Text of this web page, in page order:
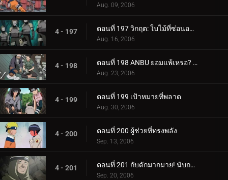
Aug. 09, 2006
4 - 197 ตอนที่ 197 วิกฤต: ใบไม้ที่ซ่อนอยู่ 11 รวมพล!
Aug. 16, 2006
4 - 198 ตอนที่ 198 ANBU ยอมแพ้เหรอ? ความทรงจำของนารูโตะ
Aug. 23, 2006
4 - 199 ตอนที่ 199 เป้าหมายที่พลาด
Aug. 30, 2006
4 - 200 ตอนที่ 200 ผู้ช่วยที่ทรงพลัง
Sep. 13, 2006
4 - 201 ตอนที่ 201 กับดักมากมาย! นับถอยหลังสู่การทำลายล้าง
Sep. 20, 2006